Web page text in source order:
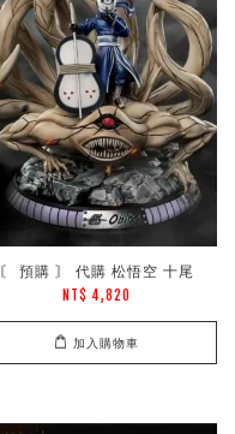
〘 預購 〙 代購 松悟空 十尾
NT$ 4,820
加入購物車